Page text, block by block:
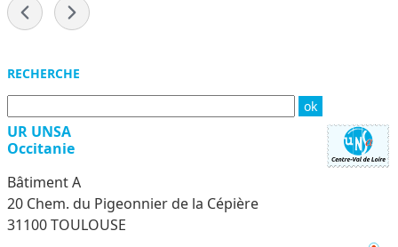
Menu
RECHERCHE
UR UNSA
Occitanie
Bâtiment A
20 Chem. du Pigeonnier de la Cépière
31100 TOULOUSE